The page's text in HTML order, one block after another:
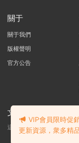
關于
關于我們
版權聲明
官方公告
文本标題
這裏輸入代碼
VIP會員限時促
更新資源，衆多精